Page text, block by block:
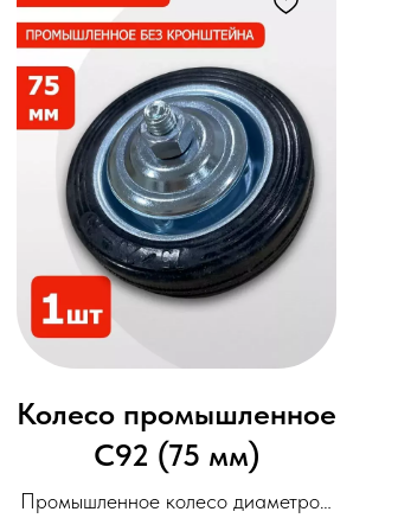
Колесо промышленное
С92 (75 мм)
Промышленное колесо диаметром